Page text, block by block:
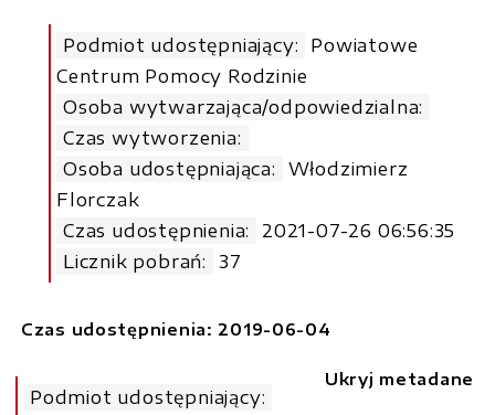
Podmiot udostępniający:
Powiatowe
Centrum Pomocy Rodzinie
Osoba wytwarzająca/odpowiedzialna:
Czas wytworzenia:
Osoba udostępniająca:
Włodzimierz
Florczak
Czas udostępnienia:
2021-07-26 06:56:35
Licznik pobrań:
37
Czas udostępnienia: 2019-06-04
Ukryj metadane
Podmiot udostępniający: